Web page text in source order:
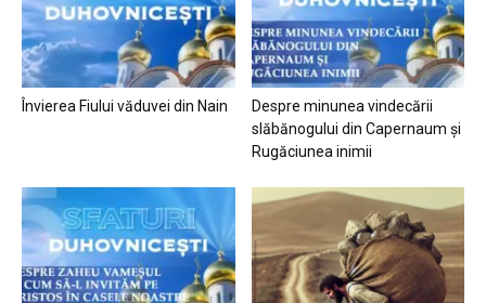
Învierea Fiului văduvei din Nain
Despre minunea vindecării
slăbănogului din Capernaum și
Rugăciunea inimii